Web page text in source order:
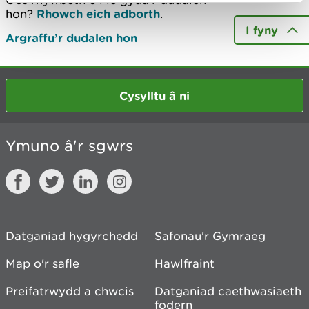
hon? Rhowch eich adborth.
Argraffu’r dudalen hon
I fyny
Cysylltu â ni
Ymuno â'r sgwrs
Datganiad hygyrchedd
Safonau'r Gymraeg
Map o'r safle
Hawlfraint
Preifatrwydd a chwcis
Datganiad caethwasiaeth
fodern